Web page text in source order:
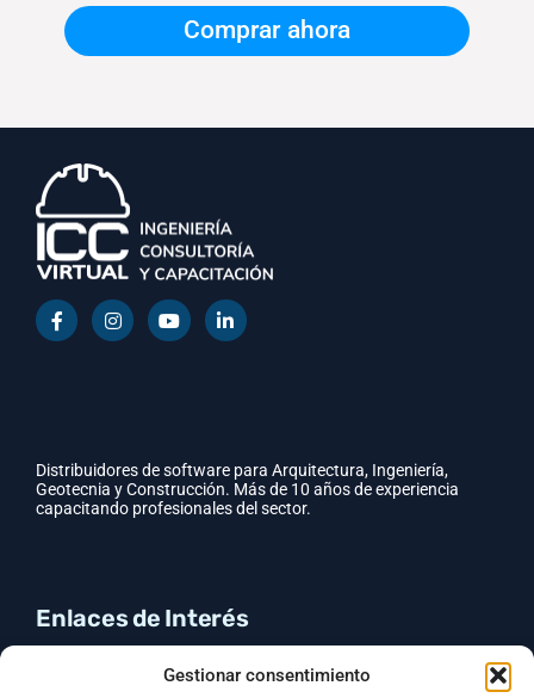
Gestionar consentimiento
Comprar ahora
Distribuidores de software para Arquitectura, Ingeniería,
Geotecnia y Construcción. Más de 10 años de experiencia
capacitando profesionales del sector.
Enlaces de Interés